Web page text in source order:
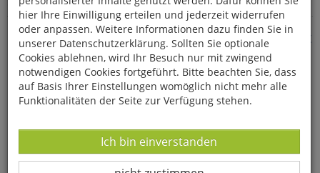
Original Bunzlauer Keramik-Seifenschale bunt
hier Ihre Einwilligung erteilen und jederzeit widerrufen
oder anpassen. Weitere Informationen dazu finden Sie in
unserer Datenschutzerklärung. Sollten Sie optionale
Cookies ablehnen, wird Ihr Besuch nur mit zwingend
notwendigen Cookies fortgeführt. Bitte beachten Sie, dass
auf Basis Ihrer Einstellungen womöglich nicht mehr alle
Funktionalitäten der Seite zur Verfügung stehen.
Datenverarbeitung -
Ich bin einverstanden